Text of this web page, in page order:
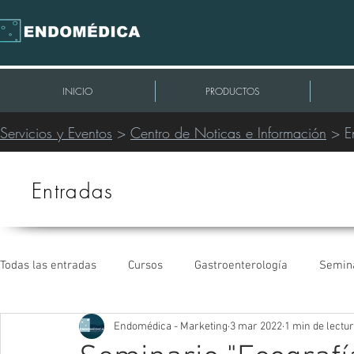
INICIO PRODUCTOS
Servicios y Eventos > Centro de Noticas e Información >
Entradas
Todas las entradas Cursos Gastroenterología
Intervencionismo Periférico Extracción de Cables
Endomédica - Marketing 3 mar 2022 1 min de